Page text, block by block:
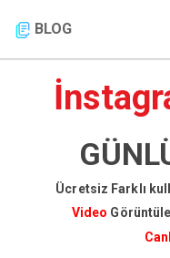
BLOG
Ücretsiz Farklı
Video